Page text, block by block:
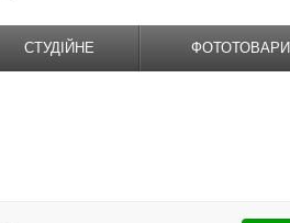
СТУДІЙНЕ ФОТОТОВАРИ